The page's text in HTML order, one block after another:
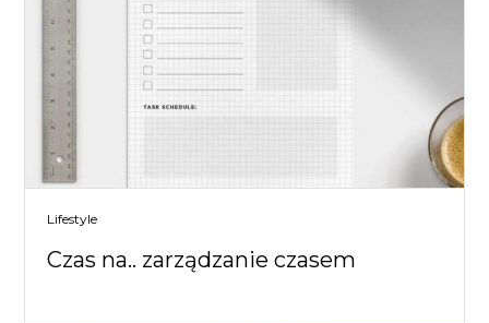
Lifestyle
Czas na.. zarządzanie czasem